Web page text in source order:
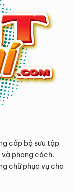
cấp bộ sưu tập
và phong cách.
chữ phục vụ cho